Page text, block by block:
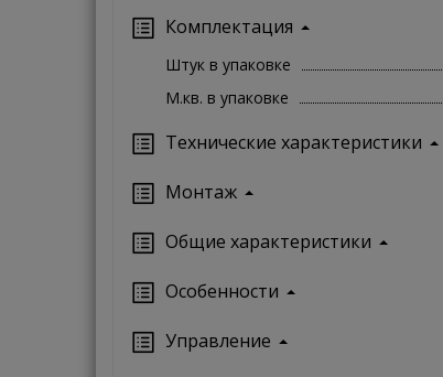
Комплектация
Штук в упаковке
М.кв. в упаковке
Технические характеристики
Монтаж
Oбщие характеристики
Особенности
Управление